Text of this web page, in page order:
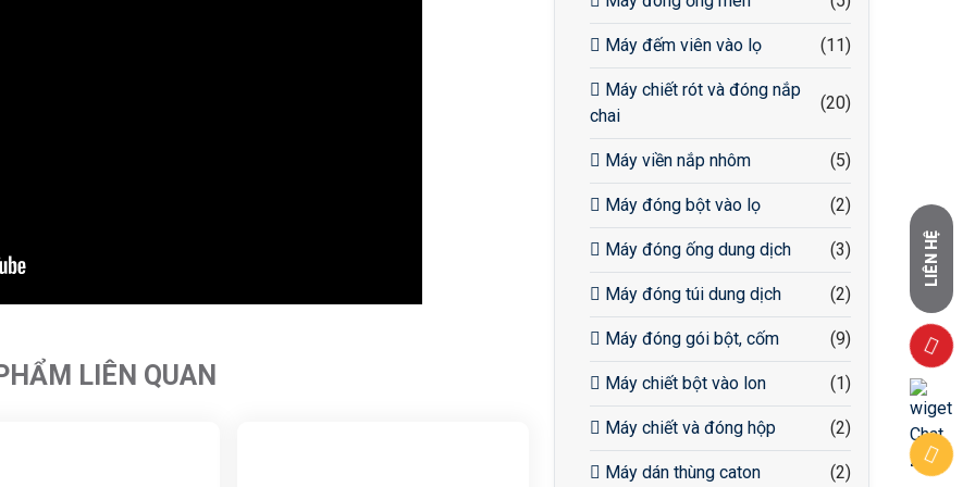
LIÊN QUAN
Máy đếm viên vào lọ (11)
Máy chiết rót và đóng nắp
chai
(20)
Máy viền nắp nhôm (5)
Máy đóng bột vào lọ (2)
Máy đóng ống dung dịch (3)
Máy đóng túi dung dịch (2)
Máy đóng gói bột, cốm (9)
Máy chiết bột vào lon (1)
Máy chiết và đóng hộp (2)
Máy dán thùng caton (2)
LIÊN HỆ